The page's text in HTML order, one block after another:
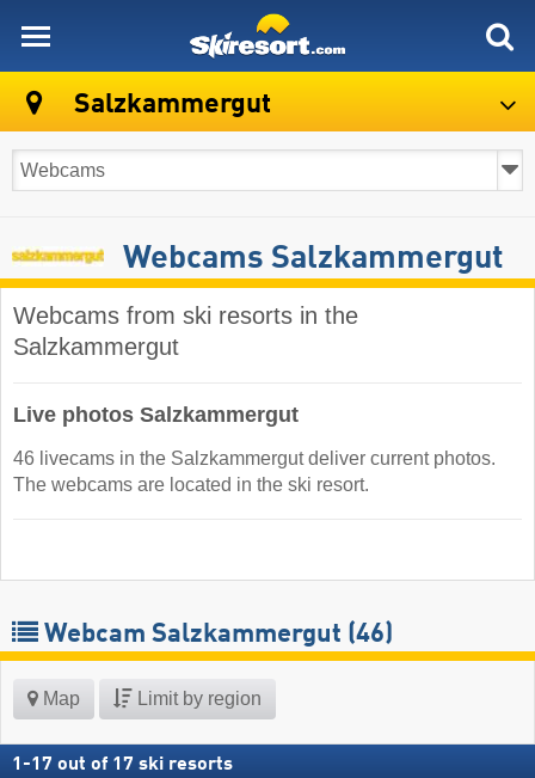
Salzkammergut
Webcams Salzkammergut
Webcams from ski resorts in the
Salzkammergut
Live photos Salzkammergut
46 livecams in the Salzkammergut deliver current photos.
The webcams are located in the ski resort.
Webcam Salzkammergut (46)
Map Limit by region
1 -17 out of 17 ski resorts